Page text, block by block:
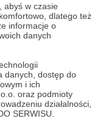
abyś w czasie
dlatego też
informacje o
danych
danych, dostęp do
i ich
oraz podmioty
działalności,
SERWISU.
zewnętrzna
ustawienia